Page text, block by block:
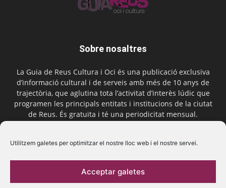
Utilitzem galetes per optimitzar el nostre lloc web i el nostre servei.
Acceptar galetes
Sobre nosaltres
La Guia de Reus Cultura i Oci és una publicació exclusiva
d’informació cultural i de serveis amb més de 10 anys de
trajectòria, que aglutina tota l’activitat d’interès lúdic que
programen les principals entitats i institucions de la ciutat
de Reus. És gratuïta i té una periodicitat mensual.
Segueix-nos